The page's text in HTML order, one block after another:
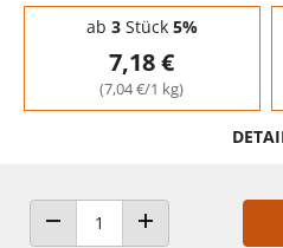
Staffelpreise - Mengenrabatt
ab 3Stück 5%
7,18 €
(7,04 €/1 kg)
ANZAHL VERRINGERNANZAHL ERHÖHEN